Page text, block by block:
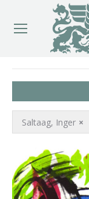
×
Saltaag, Inger